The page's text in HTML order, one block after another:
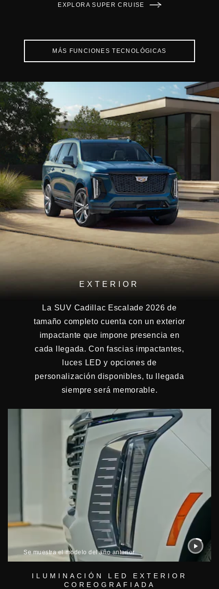
EXPLORA SUPER CRUISE
MÁS FUNCIONES TECNOLÓGICAS
EXTERIOR
La SUV Cadillac Escalade 2026 de
tamaño completo cuenta con un exterior
impactante que impone presencia en
cada llegada. Con fascias impactantes,
luces LED y opciones de
personalización disponibles, tu llegada
siempre será memorable.
Se muestra el modelo del año anterior
ILUMINACIÓN LED EXTERIOR
COREOGRAFIADA